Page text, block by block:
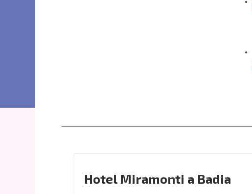
Hotel Miramonti a Badia